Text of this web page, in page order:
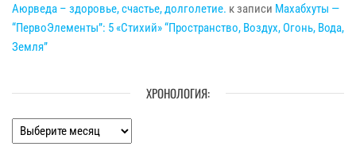
Аюрведа – здоровье, счастье, долголетие. к записи Махабхуты —
“ПервоЭлементы”: 5 «Стихий» “Пространство, Воздух, Огонь, Вода,
Земля”
ХРОНОЛОГИЯ:
Хронология: